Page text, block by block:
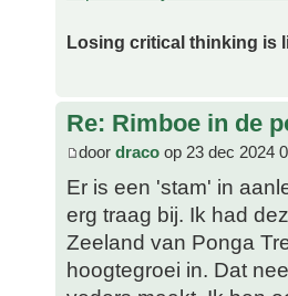
Losing critical thinking is
Re: Rimboe in de
door draco op 23 dec 2024
Er is een 'stam' in
erg traag bij. Ik had
Zeeland van Ponga
hoogtegroei in. Dat